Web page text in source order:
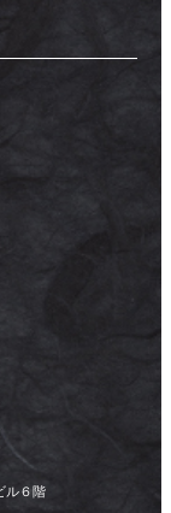
ル６階